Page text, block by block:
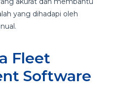
yang dihadapi oleh
Fleet
Software